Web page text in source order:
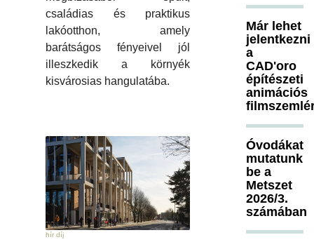
családias és praktikus
lakóotthon, amely
barátságos fényeivel jól
illeszkedik a környék
kisvárosias hangulatába.
hír díj
Már lehet
jelentkezni
a
CAD'oro
építészeti
animációs
Óvodákat
mutatunk
be a
Metszet
2026/3.
számában